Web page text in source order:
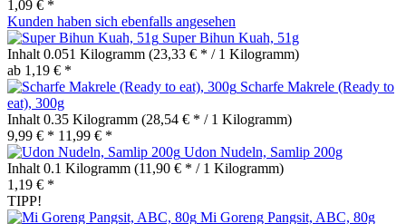
1,09 € *
Kunden haben sich ebenfalls angesehen
Super Bihun Kuah, 51g
Inhalt 0.051 Kilogramm (23,33 € * / 1 Kilogramm)
ab 1,19 € *
Scharfe Makrele (Ready to
eat), 300g
Inhalt 0.35 Kilogramm (28,54 € * / 1 Kilogramm)
9,99 € * 11,99 € *
Udon Nudeln, Samlip 200g
Inhalt 0.1 Kilogramm (11,90 € * / 1 Kilogramm)
1,19 € *
TIPP!
Mi Goreng Pangsit, ABC, 80g